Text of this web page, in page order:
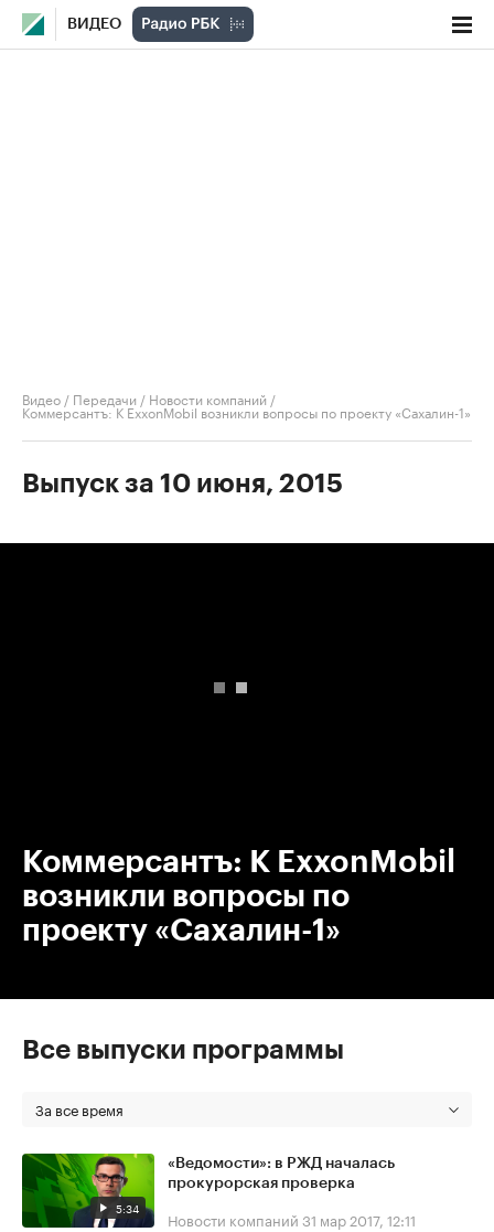
ВИДЕО
Видео / Передачи / Новости компаний /
Коммерсантъ: К ExxonMobil возникли вопросы по проекту «Сахалин-1»
Выпуск за 10 июня, 2015
Коммерсантъ: К ExxonMobil
возникли вопросы по
проекту «Сахалин-1»
Все выпуски программы
За все время
5:34
«Ведомости»: в РЖД началась
прокурорская проверка
Новости компаний 31 мар 2017, 12:11